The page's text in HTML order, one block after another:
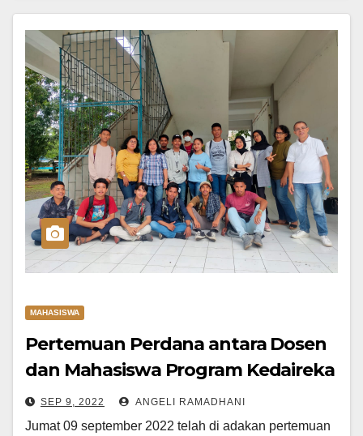
MAHASISWA
Pertemuan Perdana antara Dosen
dan Mahasiswa Program Kedaireka
Unpatti – BRGM
SEP 9, 2022 ANGELI RAMADHANI
Jumat 09 september 2022 telah di adakan pertemuan